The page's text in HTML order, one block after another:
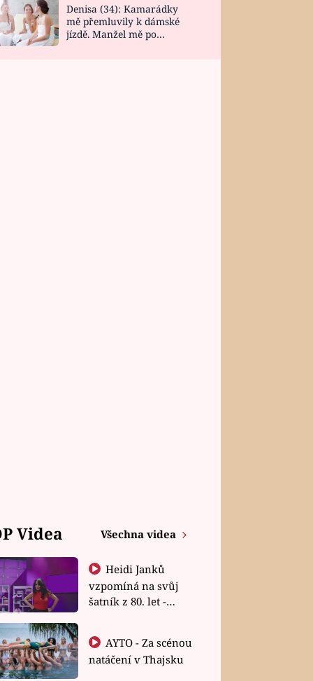
Denisa (34): Kamarádky
mě přemluvily k dámské
jízdě. Manžel mě po
Videa Všechna videa
Heidi Janků
vzpomíná na svůj
šatník z 80. let -
natáčení v Thajsku